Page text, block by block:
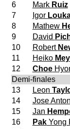
6
Mark Ruiz
7
Igor
8
Mathew
9
David
10
Robert
11
Heiko
12
Choe
Demi-finales
13
Leon
14
Jose
15
Jan
16
PakYong